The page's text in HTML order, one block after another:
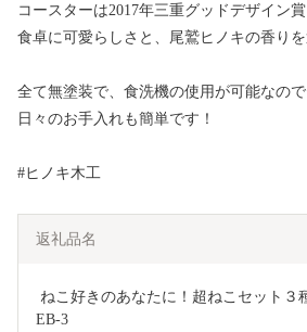
コースターは2017年三重グッドデザイン賞
食卓に可愛らしさと、尾鷲ヒノキの香りを
全て無塗装で、食洗機の使用が可能なので
日々のお手入れも簡単です！
#ヒノキ木工
返礼品名
EB-3